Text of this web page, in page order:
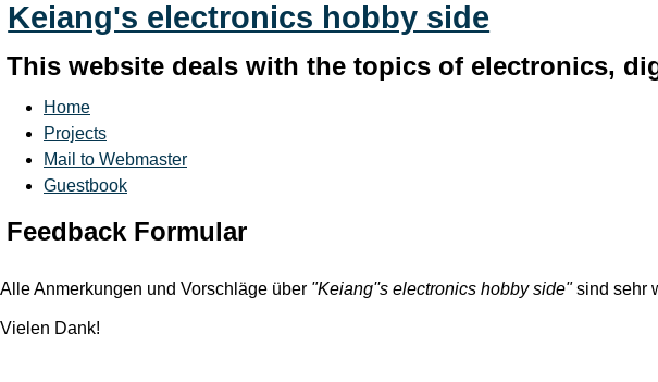
Keiang's electronics hobby side
This website deals with the topics of electronics,
Home
Projects
Mail to Webmaster
Guestbook
Feedback Formular
Alle Anmerkungen und Vorschläge über "Keiang''s electronics hobby side"sind sehr
Vielen Dank!